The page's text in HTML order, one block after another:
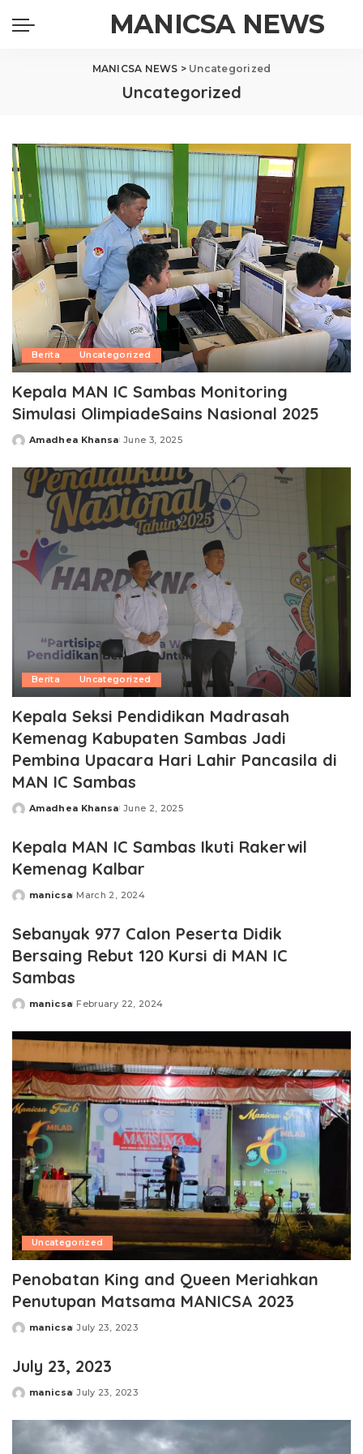
MANICSA NEWS
MANICSA NEWS > Uncategorized
Uncategorized
Berita Uncategorized
Kepala MAN IC Sambas Monitoring
Simulasi OlimpiadeSains Nasional 2025
Posted
Amadhea Khansa June 3, 2025
Berita Uncategorized
Kepala Seksi Pendidikan Madrasah
Kemenag Kabupaten Sambas Jadi
Pembina Upacara Hari Lahir Pancasila di
MAN IC Sambas
Posted
Amadhea Khansa June 2, 2025
Kepala MAN IC Sambas Ikuti Rakerwil
Kemenag Kalbar
Posted
manicsa March 2, 2024
Sebanyak 977 Calon Peserta Didik
Bersaing Rebut 120 Kursi di MAN IC
Sambas
Posted
manicsa February 22, 2024
Uncategorized
Penobatan King and Queen Meriahkan
Penutupan Matsama MANICSA 2023
Posted
manicsa July 23, 2023
July 23, 2023
Posted
manicsa July 23, 2023